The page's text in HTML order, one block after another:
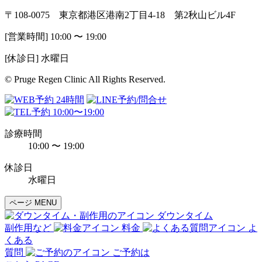
〒108-0075 東京都港区港南2丁目4-18 第2秋山ビル4F
[営業時間] 10:00 〜 19:00
[休診日] 水曜日
© Pruge Regen Clinic All Rights Reserved.
診療時間
10:00 〜 19:00
休診日
水曜日
ページ MENU
ダウンタイム
副作用など
料金
よ
くある
質問
ご予約は